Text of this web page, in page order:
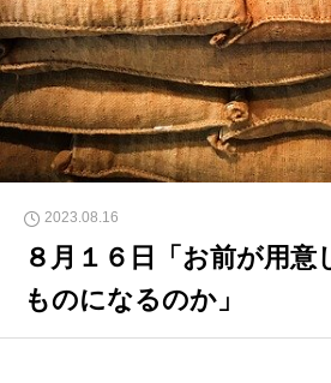
2023.08.16
８月１６日「お前が用意
ものになるのか」